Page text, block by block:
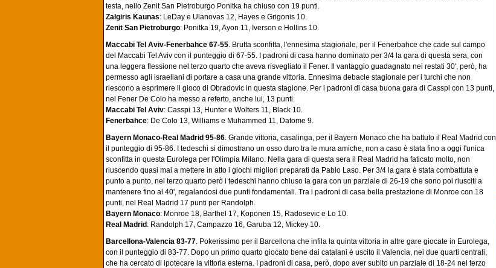
testa, nello Zenit San Pietroburgo Ponitka ha chiuso con 19 punti.
Zalgiris Kaunas: LeDay e Ulanovas 12, Hayes e Grigonis 10.
Zenit San Pietroburgo: Ponitka 19, Ayon 11, Iverson e Hollins 10.
Maccabi Tel Aviv-Fenerbahce 67-55. Brutta sconfitta, l'ennesima stagionale, per il Fenerbahce che cade sul campo
del Maccabi Tel Aviv con il punteggio di 67-55. I padroni di casa hanno dominato per 3/4 la gara di questa sera, con
una leggera flessione nel terzo quarto che aveva risvegliato il Fener. Il vantaggio guadagnato nei restati 30', però, ha
permesso agli israeliani di portare a casa una grande vittoria. Ennesima debacle stagionale per i turchi che non
riescono a esprimere il gioco di Obradovic in questa stagione. Per i padroni di casa buona gara di Casspi con 13 punti,
nel Fener De Colo ha messo a referto, anche lui, 13 punti.
Maccabi Tel Aviv: Casspi 13, Hunter e Wolters 11, Black 10.
Fenerbahce: De Colo 13, Williams e Muhammed 11, Datome 9.
Bayern Monaco-Real Madrid 95-86. Grande vittoria, casalinga, per il Bayern Monaco che ha battuto il Real Madrid con
il punteggio di 95-86. I tedeschi si dimostrano un osso duro tra le mura amiche, non a caso è stata fino a oggi l'unica
sconfitta in questa Eurolega per l'Olimpia Milano. Nella gara di questa sera il Real Madrid ha faticato molto, non
riuscendo quasi mai a mettere in atto i giochi migliori preparati da Pablo Laso. Per 3/4 la gara è stata combattuta e
punto a punto, nel terzo quarto però i tedeschi hanno chiuso la gara con un parziale di 26-19 che sono poi riusciti a
mantenere fino al 40', regalandosi due punti fondamentali. Tra i padroni di casa bella prestazione di Monroe con 18
punti, nel Real Madrid 17 punti per Randolph.
Bayern Monaco: Monroe 18, Barthel 17, Koponen 15, Radosevic e Lo 10.
Real Madrid : Randolph 17, Campazzo 16, Garuba 12, Mickey 10.
Barcellona-Valencia 83-77. Pokerissimo per il Barcellona che infila la quinta vittoria in altre gare giocate in Eurolega,
con il punteggio di 83-77. Dopo un primo quarto giocato bene dai catalani è uscito il Valencia, nei due quarti centrali,
che ha cercato di ipotecare la vittoria esterna. I padroni di casa, però, dopo aver subito un parziale di 18-24 nel terzo